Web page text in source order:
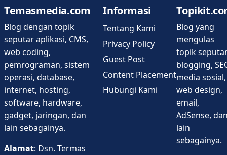
Temasmedia.com
Blog dengan topik
seputar aplikasi, CMS,
web coding,
pemrograman, sistem
operasi, database,
internet, hosting,
software, hardware,
gadget, jaringan, dan
lain sebagainya.
Alamat: Dsn. Termas
Informasi
Tentang Kami
Privacy Policy
Guest Post
Content Placement
Hubungi Kami
Blog yang
mengulas
topik
blogging,
media sosial,
web design,
email,
AdSense,
lain
sebagainya.